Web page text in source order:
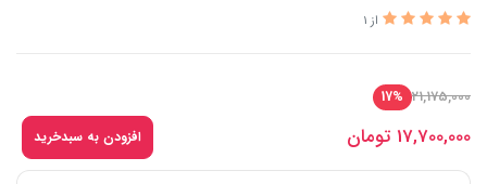
از 1
21,175,000
17%
17,700,000 تومان افزودن به سبدخرید